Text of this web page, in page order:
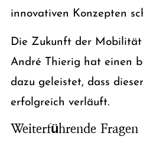
innovativen Konzepten
Die Zukunft der
André Thierig hat einen
dazu geleistet, dass
erfolgreich verläuft.
Weiterführende Fragen